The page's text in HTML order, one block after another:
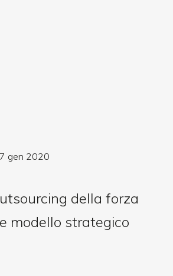
7 gen 2020
della forza
modello strategico